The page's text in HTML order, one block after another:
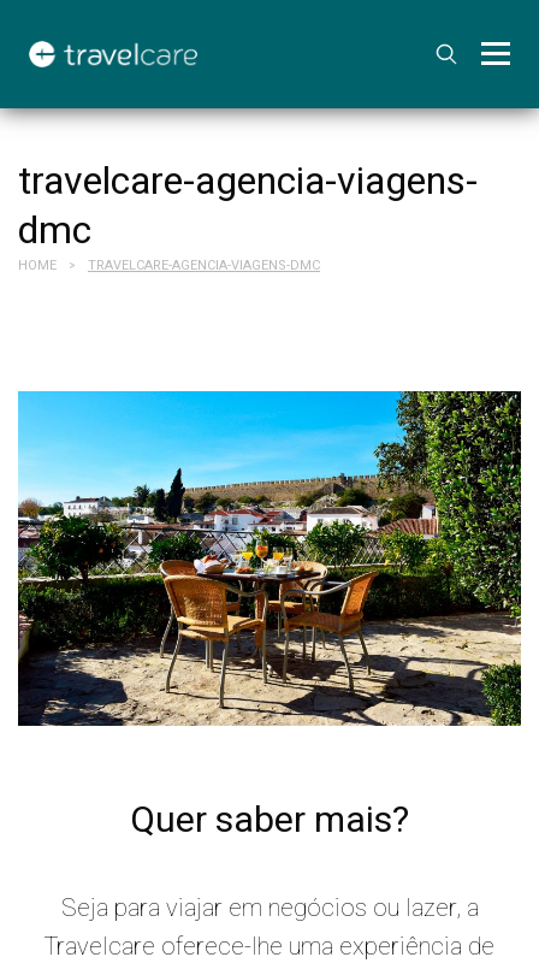
travelcare-agencia-viagens-
dmc
HOME > TRAVELCARE-AGENCIA-VIAGENS-DMC
Quer saber mais?
Seja para viajar em negócios ou lazer, a
Travelcare oferece-lhe uma experiência de